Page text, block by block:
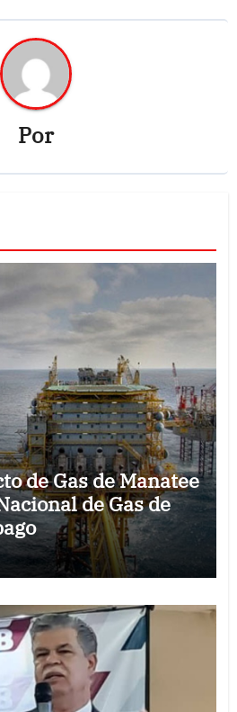
Por
de Gas de Manatee
de Gas de